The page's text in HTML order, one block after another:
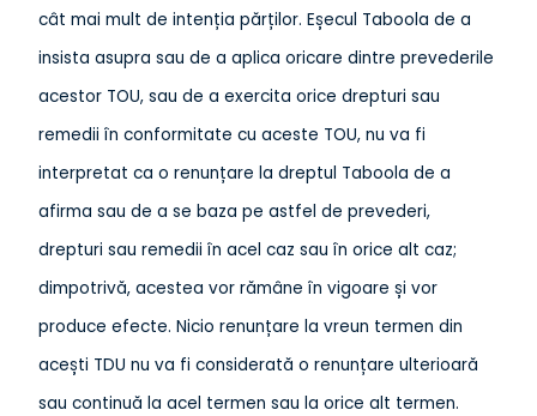
cât mai mult de intenția părților. Eșecul Taboola de a
insista asupra sau de a aplica oricare dintre prevederile
acestor TOU, sau de a exercita orice drepturi sau
remedii în conformitate cu aceste TOU, nu va fi
interpretat ca o renunțare la dreptul Taboola de a
afirma sau de a se baza pe astfel de prevederi,
drepturi sau remedii în acel caz sau în orice alt caz;
dimpotrivă, acestea vor rămâne în vigoare și vor
produce efecte. Nicio renunțare la vreun termen din
acești TDU nu va fi considerată o renunțare ulterioară
sau continuă la acel termen sau la orice alt termen.